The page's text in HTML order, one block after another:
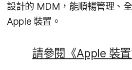
設計​的 MDM ，​能​順暢​管理、​
Apple 裝置。
請​參閱​《Apple 裝